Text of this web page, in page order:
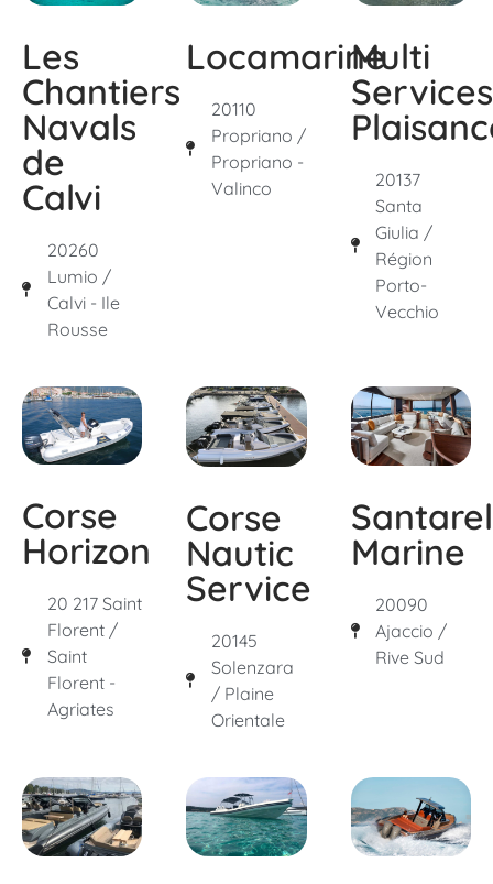
Les
Chantiers
Navals
de
Calvi
20260
Lumio /
Calvi - Ile
Rousse
Locamarine
20110
Propriano /
Propriano -
Valinco
Multi
Services
20137
Santa
Giulia /
Région
Porto-
Vecchio
Corse
Horizon
20 217 Saint
Florent /
Saint
Florent -
Agriates
Corse
Nautic
Service
20145
Solenzara
/ Plaine
Orientale
Marine
20090
Ajaccio /
Rive Sud